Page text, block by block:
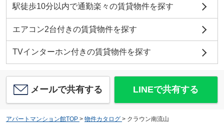
駅徒歩10分以内で通勤楽々の賃貸物件を探す
エアコン2台付きの賃貸物件を探す
TVインターホン付きの賃貸物件を探す
メールで共有する LINEで共有する
アパートマンション館TOP > 物件カタログ > クラウン南流山